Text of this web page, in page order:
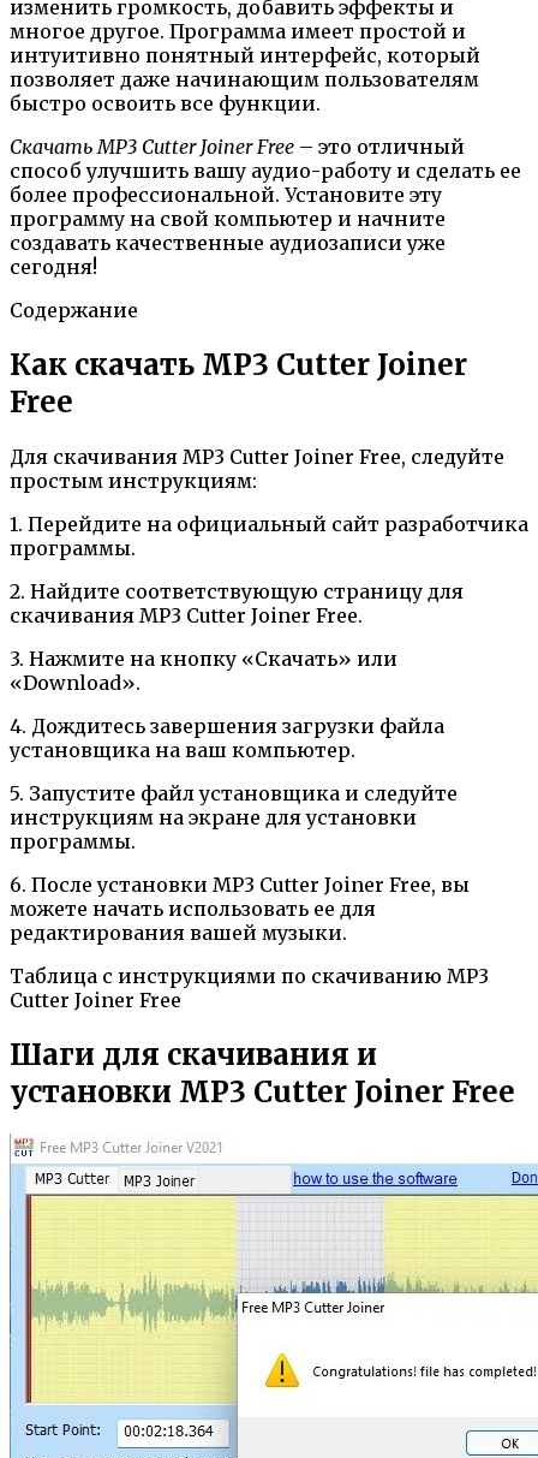
изменить громкость, добавить эффекты и
многое другое. Программа имеет простой и
интуитивно понятный интерфейс, который
позволяет даже начинающим пользователям
быстро освоить все функции.
Скачать MP3 Cutter Joiner Free – это отличный
способ улучшить вашу аудио-работу и сделать ее
более профессиональной. Установите эту
программу на свой компьютер и начните
создавать качественные аудиозаписи уже
сегодня!
Содержание
Как скачать MP3 Cutter Joiner
Free
Для скачивания MP3 Cutter Joiner Free, следуйте
простым инструкциям:
1. Перейдите на официальный сайт разработчика
программы.
2. Найдите соответствующую страницу для
скачивания MP3 Cutter Joiner Free.
3. Нажмите на кнопку «Скачать» или
«Download».
4. Дождитесь завершения загрузки файла
установщика на ваш компьютер.
5. Запустите файл установщика и следуйте
инструкциям на экране для установки
программы.
6. После установки MP3 Cutter Joiner Free, вы
можете начать использовать ее для
редактирования вашей музыки.
Таблица с инструкциями по скачиванию MP3
Cutter Joiner Free
Шаги для скачивания и
установки MP3 Cutter Joiner Free